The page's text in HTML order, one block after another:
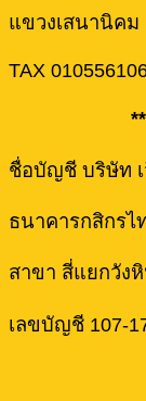
แขวงเสนานิคม
TAX
ชื่อบัญชี บริษัท
ธนาคารกสิกรไ
สาขา สี่แยกวัง
เลขบัญชี 107-